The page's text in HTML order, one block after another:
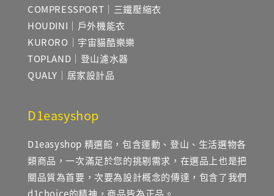
COMPRESSPORT｜三鐵壓縮衣
HOUDINI｜戶外機能衣
KURORO｜宇宙貓酷樂樂
TOPLAND｜登山濾水器
QUALY｜居家設計品
D1easyshop
D1easyshop 精選館，包含運動、登山、生活選物各
類商品，一次滿足於您的挑剔需求，在選品上也是把
關品質為首要，次要為設計概念的傳達，包含了我們